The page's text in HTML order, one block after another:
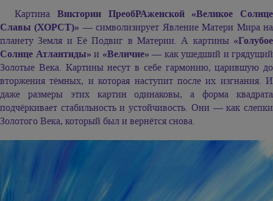
Картина Виктории ПреобРАженской «Великое Солнце
Славы (ХОРСТ)» — символизирует Явление Матери Мира на
планету Земля и Её Подвиг в Материи. А картины «Голубое
Солнце Атлантиды» и «Величие» — как ушедший и грядущий
Золотые Века. Картины несут в себе гармонию, царившую до
вторжения тёмных, и которая наступит после их изгнания. И
даже размеры этих картин одинаковы, а форма квадрата
подчёркивает стабильность и устойчивость. Они — как слепки
Золотого Века, который был и вернётся снова.